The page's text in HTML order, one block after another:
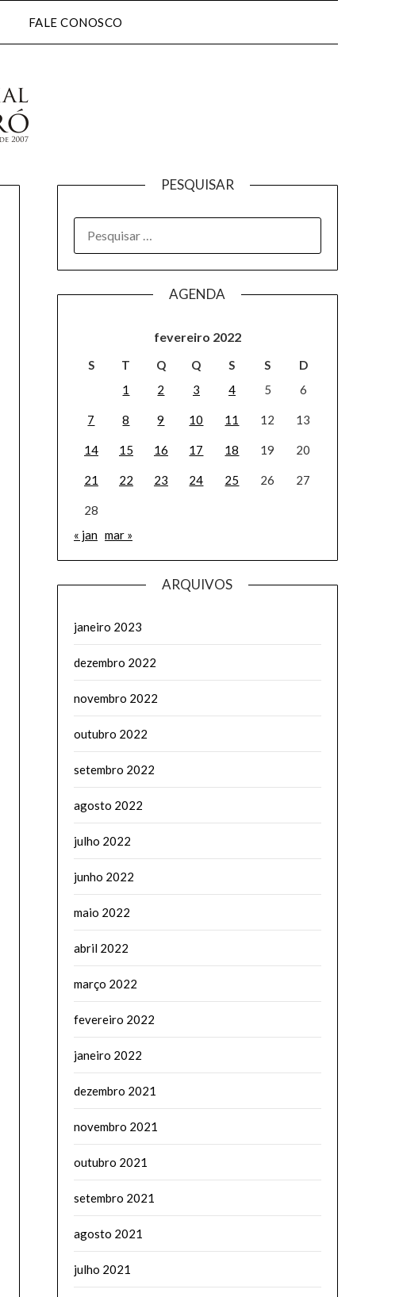
FALE CONOSCO
PESQUISAR
AGENDA
fevereiro 2022
S T Q Q S S
D
1
2 3 4 5 6
7 8 9 10 11 12 13
14 15 16 17 18 19 20
21 22 23 24 25 26 27
28
« jan mar »
ARQUIVOS
janeiro 2023
dezembro 2022
novembro 2022
outubro 2022
setembro 2022
agosto 2022
julho 2022
junho 2022
maio 2022
abril 2022
março 2022
fevereiro 2022
janeiro 2022
dezembro 2021
novembro 2021
outubro 2021
setembro 2021
agosto 2021
julho 2021